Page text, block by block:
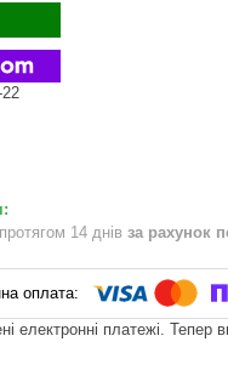
14 днів за рахунок
електронні платежі.